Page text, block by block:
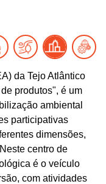
da Tejo Atlântico
produtos", é um
ambiental
participativas
dimensões,
centro de
é o veículo
com atividades